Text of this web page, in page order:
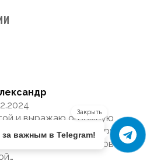
и выражаю огромную
Коткову Александру за
защите моих интересов в
Закрыть
за важным в Telegram!